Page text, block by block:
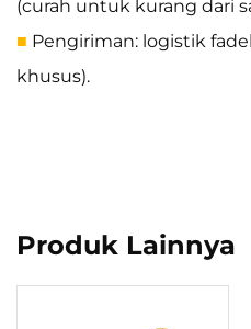
(curah untuk kurang dari
■ Pengiriman: logistik
khusus).
Produk Lainnya